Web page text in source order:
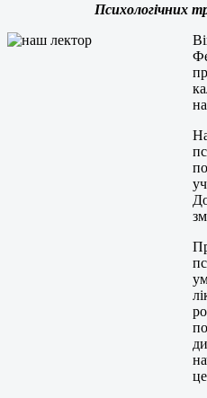
Психологічних